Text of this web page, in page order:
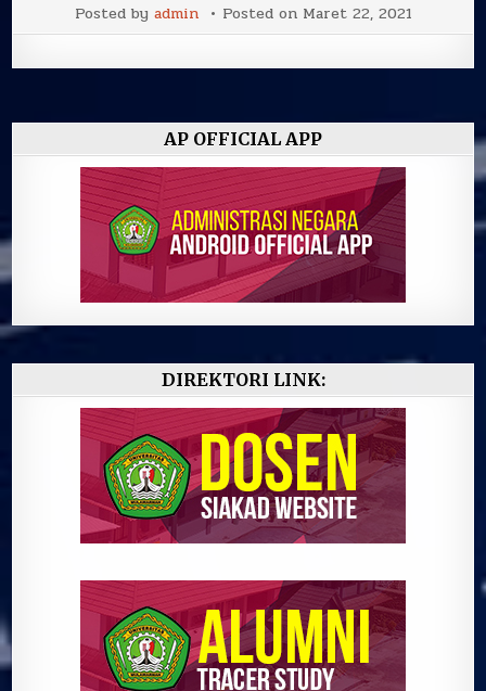
Posted by admin Posted on Maret 22, 2021
AP OFFICIAL APP
DIREKTORI LINK: